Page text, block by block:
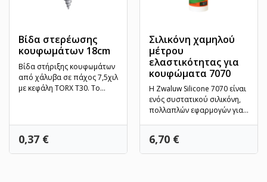
Βίδα στερέωσης
κουφωμάτων 18cm
Βίδα στήριξης κουφωμάτων
από χάλυβα σε πάχος 7,5χιλ
με κεφάλη TORX T30. Το
Τιμή
0,37 €
Σιλικόνη χαμηλού
μέτρου
ελαστικότητας για
κουφώματα 7070
Η Zwaluw Silicone 7070 είναι
ενός συστατικού σιλικόνη,
πολλαπλών εφαρμογών για
Τιμή
6,70 €